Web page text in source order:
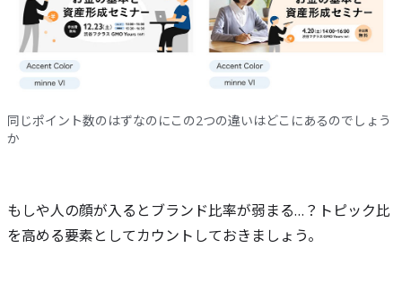
同じポイント数のはずなのにこの2つの違いはどこにあるのでしょう
か
もしや人の顔が入るとブランド比率が弱まる…？トピック比
を高める要素としてカウントしておきましょう。